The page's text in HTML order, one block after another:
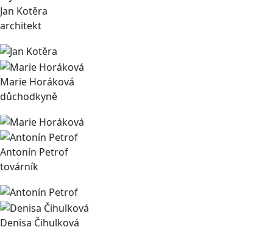
Jan Kotěra
architekt
Marie Horáková
důchodkyně
Antonín Petrof
továrník
Denisa Čihulková